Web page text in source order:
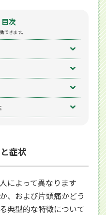
次
できます。
症状
によって異なります
、および片頭痛かどう
典型的な特徴について